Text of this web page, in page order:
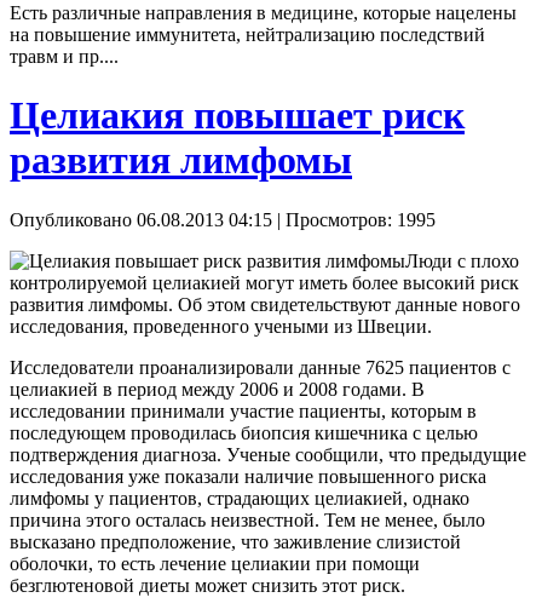
Есть различные направления в медицине, которые нацелены
на повышение иммунитета, нейтрализацию последствий
травм и пр....
Целиакия повышает риск
развития лимфомы
Опубликовано 06.08.2013 04:15 | Просмотров: 1995
Люди с плохо
контролируемой целиакией могут иметь более высокий риск
развития лимфомы. Об этом свидетельствуют данные нового
исследования, проведенного учеными из Швеции.
Исследователи проанализировали данные 7625 пациентов с
целиакией в период между 2006 и 2008 годами. В
исследовании принимали участие пациенты, которым в
последующем проводилась биопсия кишечника с целью
подтверждения диагноза. Ученые сообщили, что предыдущие
исследования уже показали наличие повышенного риска
лимфомы у пациентов, страдающих целиакией, однако
причина этого осталась неизвестной. Тем не менее, было
высказано предположение, что заживление слизистой
оболочки, то есть лечение целиакии при помощи
безглютеновой диеты может снизить этот риск.